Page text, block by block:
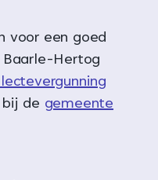
voor een goed
Hertog
de gemeente